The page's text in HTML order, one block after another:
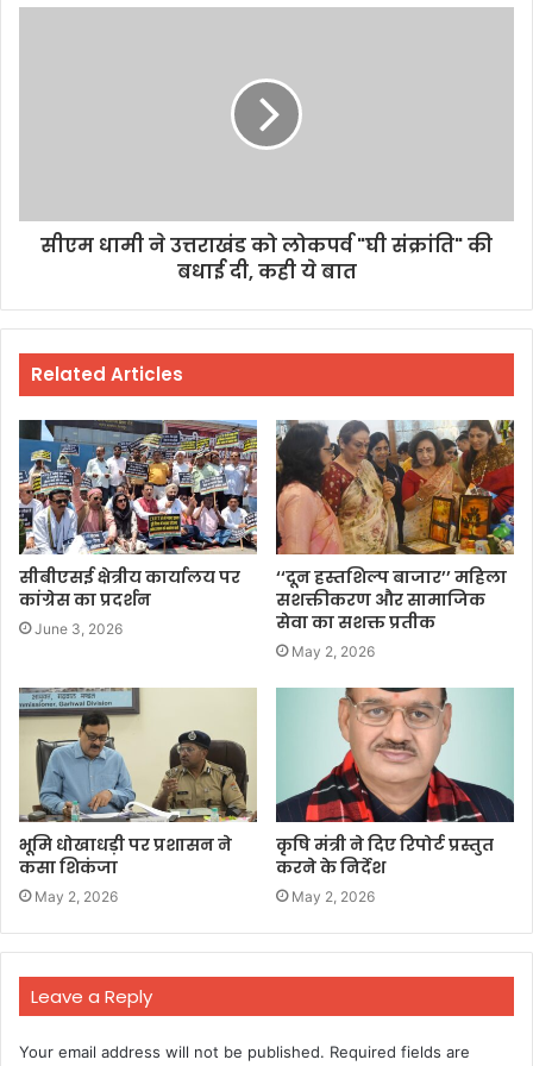
सीएम धामी ने उत्तराखंड को लोकपर्व "घी संक्रांति" की
बधाई दी, कही ये बात
Related Articles
सीबीएसई क्षेत्रीय कार्यालय पर
कांग्रेस का प्रदर्शन
June 3, 2026
‘‘दून हस्तशिल्प बाजार’’ महिला
सशक्तीकरण और सामाजिक
सेवा का सशक्त प्रतीक
May 2, 2026
भूमि धोखाधड़ी पर प्रशासन ने
कसा शिकंजा
May 2, 2026
कृषि मंत्री ने दिए रिपोर्ट प्रस्तुत
करने के निर्देश
May 2, 2026
Leave a Reply
Your email address will not be published. Required fields are